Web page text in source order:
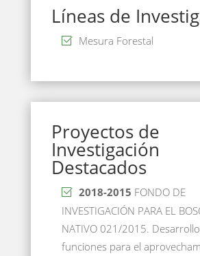
Líneas de
Mesura Forestal
Proyectos de
Investigación
Destacados
2018-2015 FONDO DE
INVESTIGACIÓN PARA EL
NATIVO 021/2015.
funciones para el